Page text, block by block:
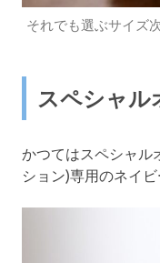
それでも選ぶサイズ
スペシャル
かつてはスペシャル
ション)専用のネイ